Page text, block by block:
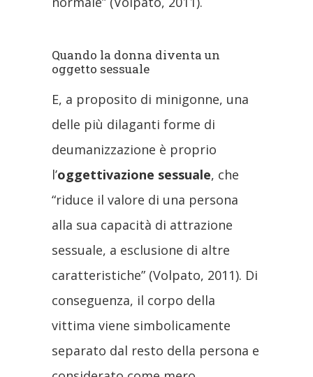
Quando la donna diventa un
oggetto sessuale
E, a proposito di minigonne, una
delle più dilaganti forme di
deumanizzazione è proprio
l’oggettivazione sessuale, che
“riduce il valore di una persona
alla sua capacità di attrazione
sessuale, a esclusione di altre
caratteristiche” (Volpato, 2011). Di
conseguenza, il corpo della
vittima viene simbolicamente
separato dal resto della persona e